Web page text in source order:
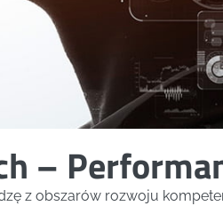
–
z obszarów rozwoju